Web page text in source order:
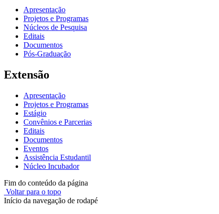
Apresentação
Projetos e Programas
Núcleos de Pesquisa
Editais
Documentos
Pós-Graduação
Extensão
Apresentação
Projetos e Programas
Estágio
Convênios e Parcerias
Editais
Documentos
Eventos
Assistência Estudantil
Núcleo Incubador
Fim do conteúdo da página
Voltar para o topo
Início da navegação de rodapé